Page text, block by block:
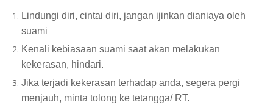
Lindungi diri, cintai diri, jangan ijinkan dianiaya oleh
suami
Kenali kebiasaan suami saat akan melakukan
kekerasan, hindari.
Jika terjadi kekerasan terhadap anda, segera pergi
menjauh, minta tolong ke tetangga/ RT.